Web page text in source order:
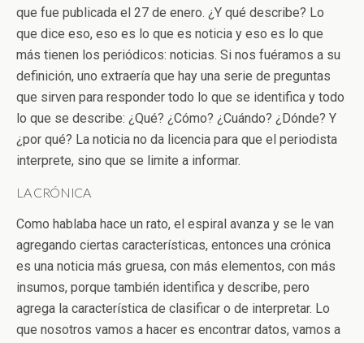
que fue publicada el 27 de enero. ¿Y qué describe? Lo
que dice eso, eso es lo que es noticia y eso es lo que
más tienen los periódicos: noticias. Si nos fuéramos a su
definición, uno extraería que hay una serie de preguntas
que sirven para responder todo lo que se identifica y todo
lo que se describe: ¿Qué? ¿Cómo? ¿Cuándo? ¿Dónde? Y
¿por qué? La noticia no da licencia para que el periodista
interprete, sino que se limite a informar.
LA CRÓNICA
Como hablaba hace un rato, el espiral avanza y se le van
agregando ciertas características, entonces una crónica
es una noticia más gruesa, con más elementos, con más
insumos, porque también identifica y describe, pero
agrega la característica de clasificar o de interpretar. Lo
que nosotros vamos a hacer es encontrar datos, vamos a